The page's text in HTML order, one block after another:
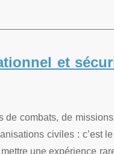
et
de combats, de
civiles : c’est
une expérience